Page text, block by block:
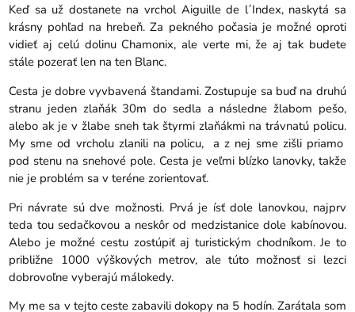
Keď sa už dostanete na vrchol Aiguille de l´Index, naskytá sa
krásny pohľad na hrebeň. Za pekného počasia je možné oproti
vidieť aj celú dolinu Chamonix, ale verte mi, že aj tak budete
stále pozerať len na ten Blanc.
Cesta je dobre vyvbavená štandami. Zostupuje sa buď na druhú
stranu jeden zlaňák 30m do sedla a následne žlabom pešo,
alebo ak je v žlabe sneh tak štyrmi zlaňákmi na trávnatú policu.
My sme od vrcholu zlanili na policu, a z nej sme zišli priamo
pod stenu na snehové pole. Cesta je veľmi blízko lanovky, takže
nie je problém sa v teréne zorientovať.
Pri návrate sú dve možnosti. Prvá je ísť dole lanovkou, najprv
teda tou sedačkovou a neskôr od medzistanice dole kabínovou.
Alebo je možné cestu zostúpiť aj turistickým chodníkom. Je to
približne 1000 výškových metrov, ale túto možnosť si lezci
dobrovoľne vyberajú málokedy.
My me sa v tejto ceste zabavili dokopy na 5 hodín. Zarátala som